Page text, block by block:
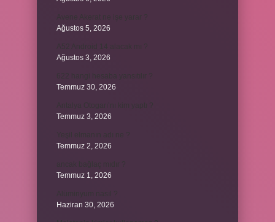
Ağustos 5, 2026
Ağustos 3, 2026
Temmuz 30, 2026
Temmuz 3, 2026
Temmuz 2, 2026
Temmuz 1, 2026
Haziran 30, 2026